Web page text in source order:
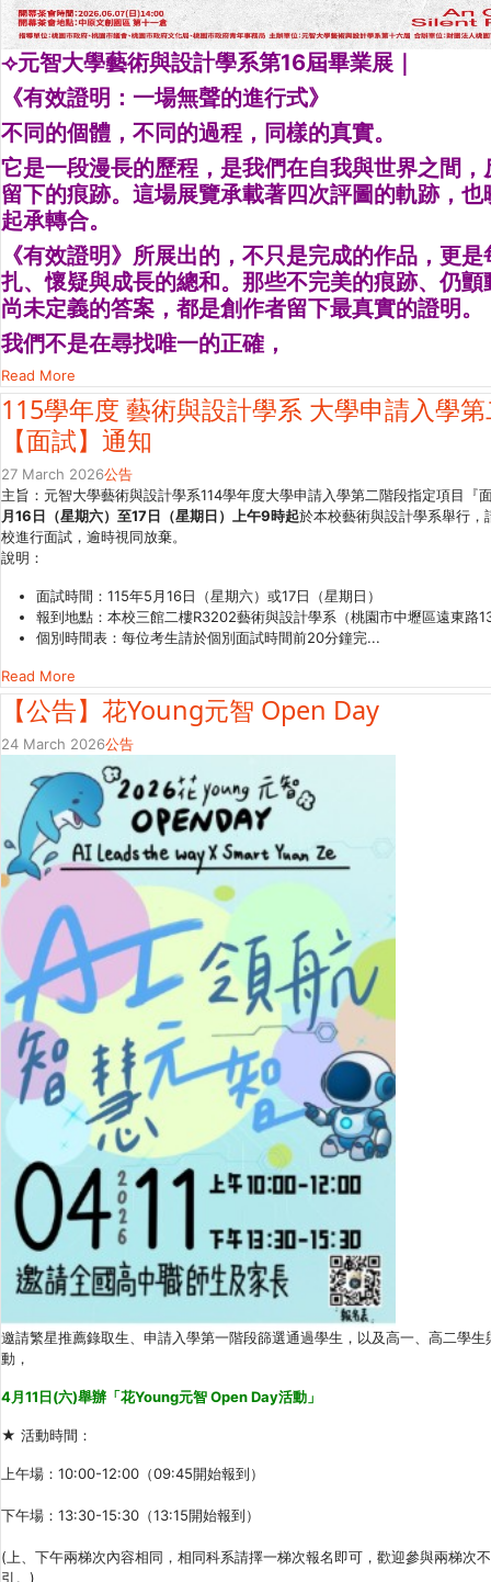
⟢元智大學藝術與設計學系第16屆畢業展｜
《有效證明：一場無聲的進行式》
不同的個體，不同的過程，同樣的真實。
它是一段漫長的歷程，是我們在自我與世界之間，
留下的痕跡。這場展覽承載著四次評圖的軌跡，也
起承轉合。
《有效證明》所展出的，不只是完成的作品，更
扎、懷疑與成長的總和。那些不完美的痕跡、仍顫
尚未定義的答案，都是創作者留下最真實的證明。
我們不是在尋找唯一的正確，
Read More
115學年度 藝術與設計學系 大學申請入學
【面試】通知
27 March 2026公告
主旨：元智大學藝術與設計學系114學年度大學申請入學第二階段指定項目『
月16日（星期六）至17日（星期日）上午9時起於本校藝術與設計學系舉行，
校進行面試，逾時視同放棄。
說明：
面試時間：115年5月16日（星期六）或17日（星期日）
報到地點：本校三館二樓R3202藝術與設計學系（桃園市中壢區遠東路
個別時間表：每位考生請於個別面試時間前20分鐘完...
Read More
【公告】花Young元智 Open Day
24 March 2026公告
邀請繁星推薦錄取生、申請入學第一階段篩選通過學生，以及高一、高二學生
動，
4月11日(六)舉辦「花Young元智 Open Day活動」
★ 活動時間：
上午場：10:00-12:00（09:45開始報到）
下午場：13:30-15:30（13:15開始報到）
(上、下午兩梯次內容相同，相同科系請擇一梯次報名即可，歡迎參與兩梯次
引。)